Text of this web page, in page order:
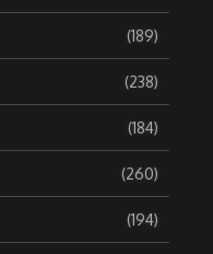
(189)
(238)
(184)
(260)
(194)